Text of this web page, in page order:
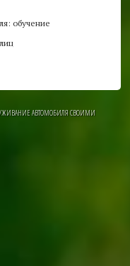
обучение
АВТОМОБИЛЯ СВОИМИ